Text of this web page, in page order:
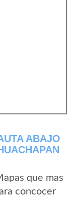
ABAJO
que mas
concocer